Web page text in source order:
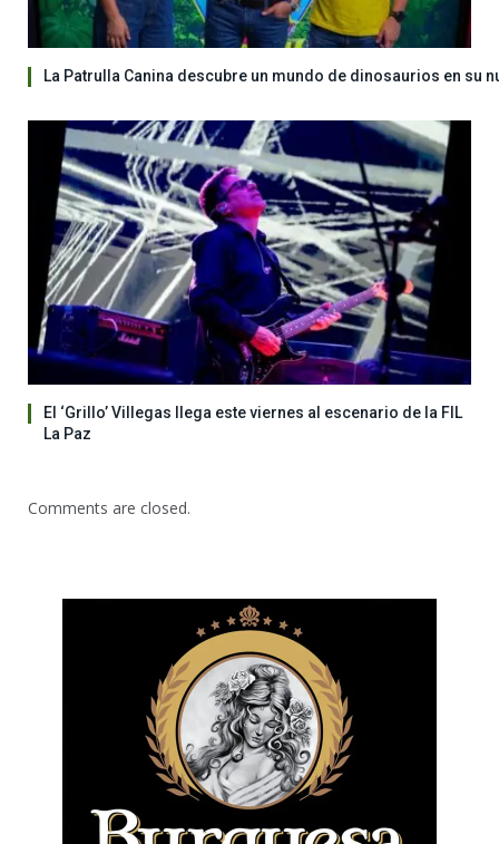
La Patrulla Canina descubre un mundo de dinosaurios en su
El ‘Grillo’ Villegas llega este viernes al escenario de la FIL
La Paz
Comments are closed.